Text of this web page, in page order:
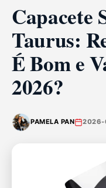
Capacete
Taurus:
É Bom e
2026?
PAMELA PAN 2026-